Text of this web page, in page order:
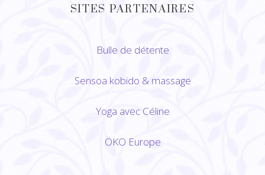
SITES PARTENAIRES
Bulle de détente
Sensoa kobido &massage
Yoga avec Céline
ÖKO Europe